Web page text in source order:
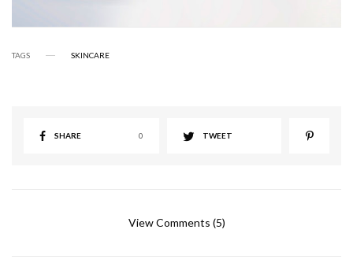
TAGS SKINCARE
SHARE 0 TWEET
View Comments (5)